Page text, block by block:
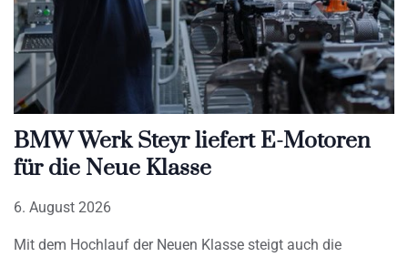
BMW Werk Steyr liefert E-Motoren
für die Neue Klasse
6. August 2026
Mit dem Hochlauf der Neuen Klasse steigt auch die